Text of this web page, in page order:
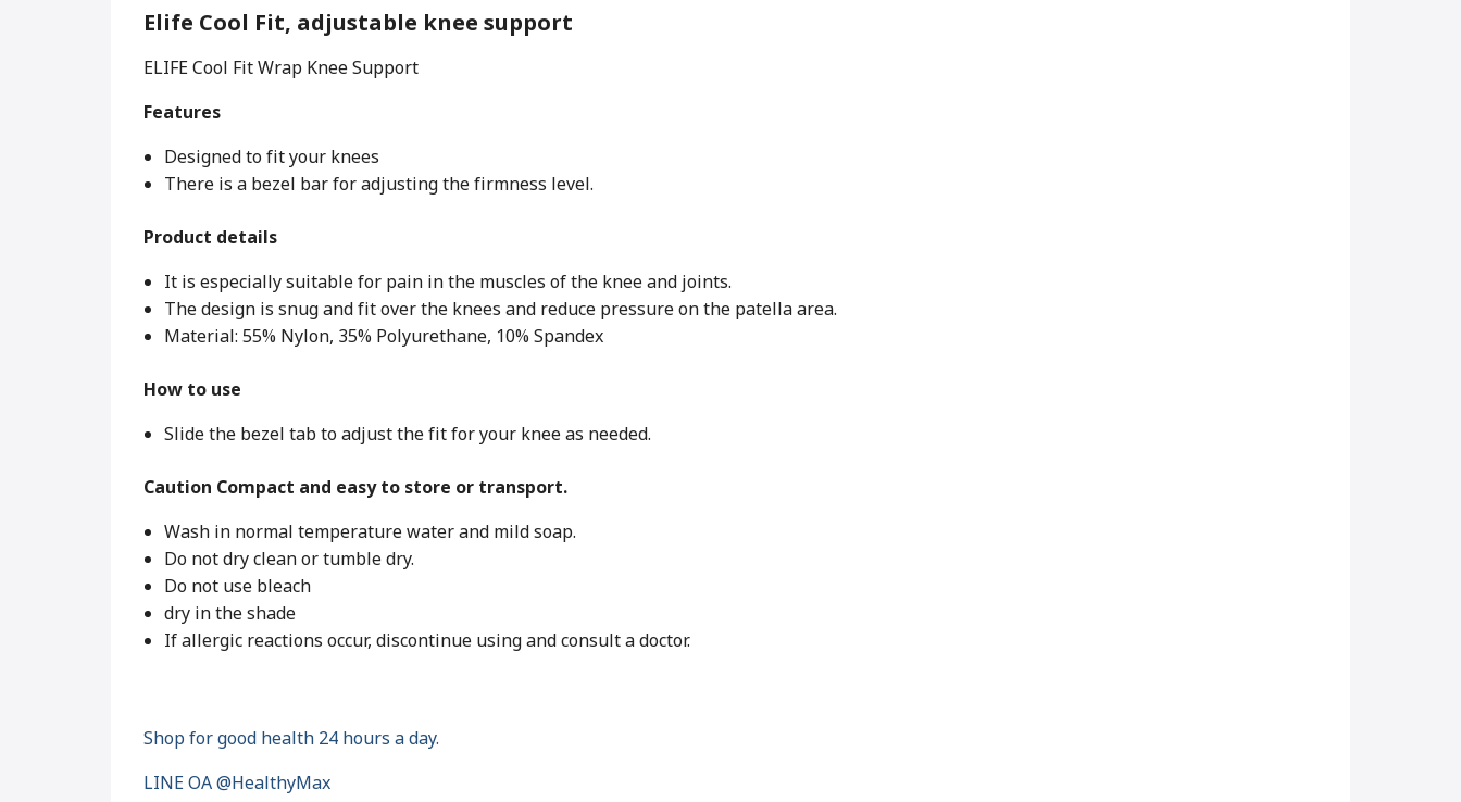
Elife Cool Fit, adjustable knee support
ELIFE Cool Fit Wrap Knee Support
Features
Designed to fit your knees
There is a bezel bar for adjusting the firmness level.
Product details
It is especially suitable for pain in the muscles of the knee and joints.
The design is snug and fit over the knees and reduce pressure on the patella area.
Material: 55% Nylon, 35% Polyurethane, 10% Spandex
How to use
Slide the bezel tab to adjust the fit for your knee as needed.
Caution Compact and easy to store or transport.
Wash in normal temperature water and mild soap.
Do not dry clean or tumble dry.
Do not use bleach
dry in the shade
If allergic reactions occur, discontinue using and consult a doctor.
Shop for good health 24 hours a day.
LINE OA @HealthyMax